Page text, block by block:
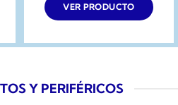
VER PRODUCTO
Y PERIFÉRICOS